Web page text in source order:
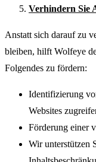
Verhindern Sie
Anstatt sich darauf zu
bleiben, hilft Wolfeye
Folgendes zu fördern:
Identifizierung
Websites
Förderung einer
Wir unterstützen